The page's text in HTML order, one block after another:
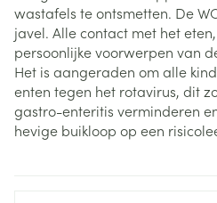
wastafels te ontsmetten. De
javel. Alle contact met het
persoonlijke voorwerpen van
Het is aangeraden om alle
enten tegen het rotavirus, dit
gastro-enteritis verminderen
hevige buikloop op een